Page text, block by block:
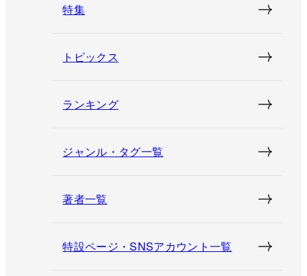
特集
トピックス
ランキング
ジャンル・タグ一覧
著者一覧
特設ページ・SNSアカウント一覧